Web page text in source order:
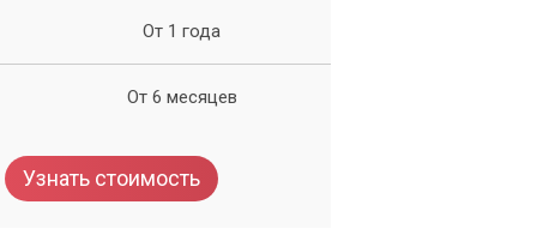
От 1 года
От 6 месяцев
Узнать стоимость